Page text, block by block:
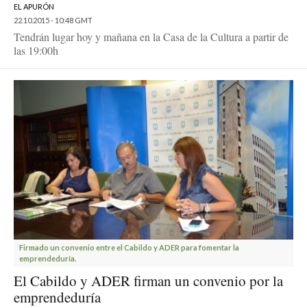
EL APURÓN
22.10.2015 - 10:48 GMT
Tendrán lugar hoy y mañana en la Casa de la Cultura a partir de
las 19:00h
Firmado un convenio entre el Cabildo y ADER para fomentar la
emprendeduría.
El Cabildo y ADER firman un convenio por la
emprendeduría